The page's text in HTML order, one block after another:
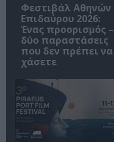
Φεστιβάλ Αθηνών
Επιδαύρου 2026:
Ένας προορισμός –
δύο παραστάσεις
που δεν πρέπει να
χάσετε